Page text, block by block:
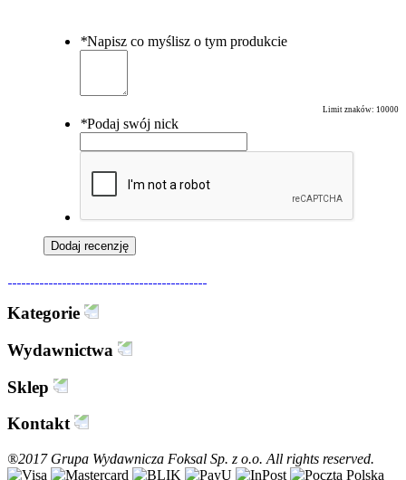
*Napisz co myślisz o tym produkcie
Limit znaków: 10000
*Podaj swój nick
Dodaj recenzję
Kategorie
Wydawnictwa
Sklep
Kontakt
®2017 Grupa Wydawnicza Foksal Sp. z o.o. All rights reserved.